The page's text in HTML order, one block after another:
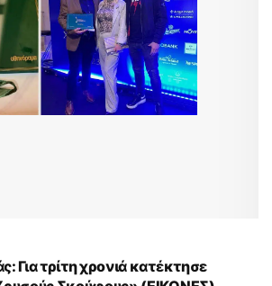
Για τρίτη χρονιά κατέκτησε